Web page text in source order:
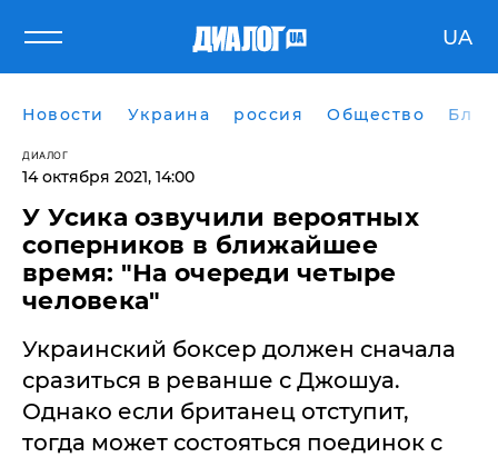
UA
Новости Украина россия Общество
ДИАЛОГ
14 октября 2021, 14:00
У Усика озвучили вероятных
соперников в ближайшее
время: "На очереди четыре
человека"
Украинский боксер должен сначала
сразиться в реванше с Джошуа.
Однако если британец отступит,
тогда может состояться поединок с